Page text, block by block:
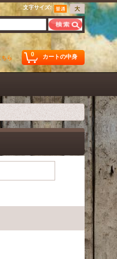
文字サイズ:
0 カートの中身
ちら